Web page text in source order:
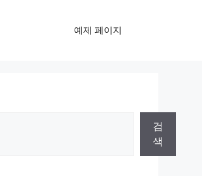
예제 페이지
검
색